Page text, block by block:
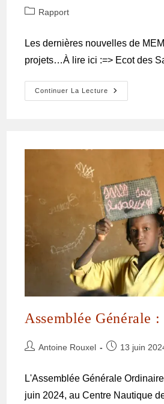
Rapport
Les dernières nouvelles de
projets…À lire ici :=> Ecot des
Continuer La Lecture
Assemblée Générale
Antoine Rouxel 13 juin
L'Assemblée Générale
juin 2024, au Centre Nautique